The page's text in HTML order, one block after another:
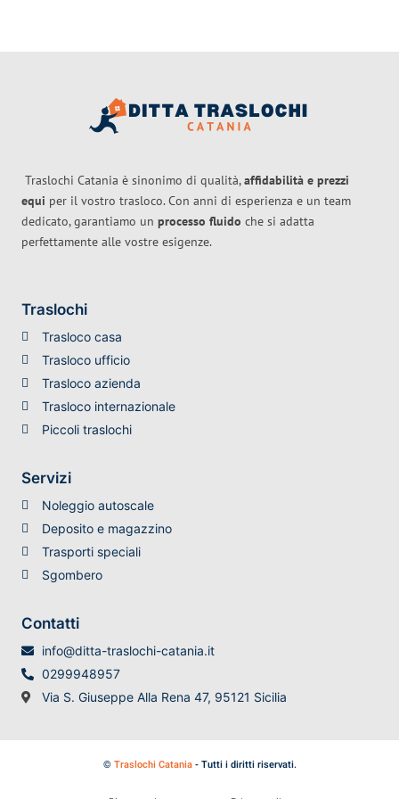
Traslochi Catania è sinonimo di qualità,affidabilità e prezzi
equi per il vostro trasloco. Con anni di esperienza e un team
dedicato, garantiamo un processo fluido che si adatta
perfettamente alle vostre esigenze.
Traslochi
Trasloco casa
Trasloco ufficio
Trasloco azienda
Trasloco internazionale
Piccoli traslochi
Servizi
Noleggio autoscale
Deposito e magazzino
Trasporti speciali
Sgombero
Contatti
info@ditta-traslochi-catania.it
0299948957
Via S. Giuseppe Alla Rena 47, 95121 Sicilia
© Traslochi Catania- Tutti i diritti riservati.